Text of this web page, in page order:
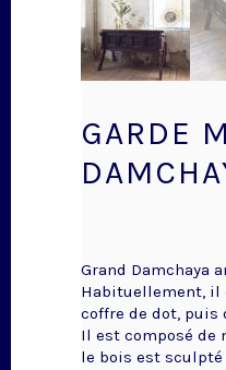
GARDE
Grand Damchaya
Habituellement,
coffre de dot, puis
Il est composé de
le bois est sculpté